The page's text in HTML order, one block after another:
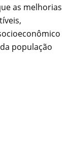
as melhorias
população